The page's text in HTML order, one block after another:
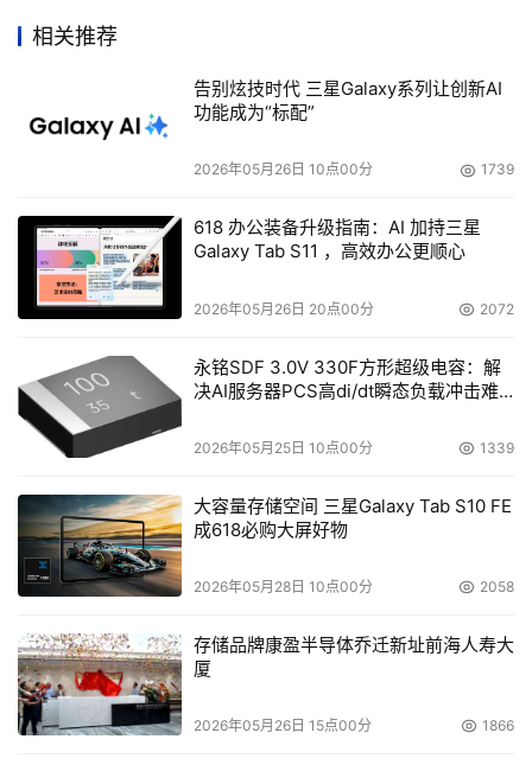
相关推荐
告别炫技时代 三星Galaxy系列让创新AI
功能成为“标配”
2026年05月26日 10点00分 1739
618 办公装备升级指南：AI 加持三星
Galaxy Tab S11 ，高效办公更顺心
2026年05月26日 20点00分 2072
永铭SDF 3.0V 330F方形超级电容：解
决AI服务器PCS高di/dt瞬态负载冲击难
2026年05月25日 10点00分 1339
大容量存储空间 三星Galaxy Tab S10 FE
成618必购大屏好物
2026年05月28日 10点00分 2058
存储品牌康盈半导体乔迁新址前海人寿大
厦
2026年05月26日 15点00分 1866